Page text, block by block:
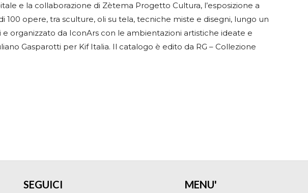
e la collaborazione di Zètema Progetto Cultura, l’esposizione a
100 opere, tra sculture, oli su tela, tecniche miste e disegni, lungo un
e organizzato da IconArs con le ambientazioni artistiche ideate e
Gasparotti per Kif Italia. Il catalogo è edito da RG – Collezione
SEGUICI MENU'